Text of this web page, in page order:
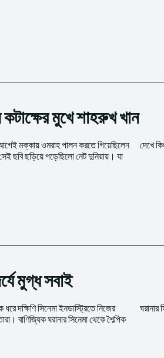
মুখে শাহরুখ খান
মক্কায় ওমরাহ পালন করতে গিয়েছিলেন
ছবি ছড়িয়ে পড়েছিলো নেট দুনিয়ায়। যা
দেখে
মুগ্ধ সবাই
দক্ষিণি সিনেমা ইনডাস্ট্রিতে নিজের
বাণিজ্যিক ঘরানার সিনেমা থেকে শৈল্পিক
ঘরানার